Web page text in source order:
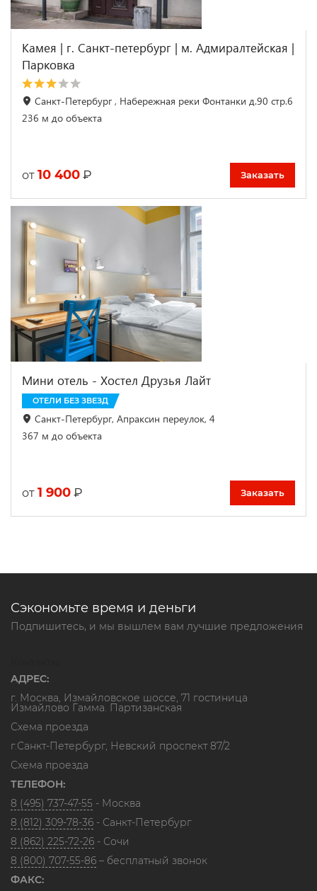
Камея | г. Санкт-петербург | м. Адмиралтейская |
Парковка
Санкт-Петербург , Набережная реки Фонтанки д.90 стр.6
236 м до объекта
от 10 400 ₽ Заказать
Мини отель - Хостел Друзья Лайт
ОТЕЛИ БЕЗ ЗВЕЗД
Санкт-Петербург, Апраксин переулок, 4
367 м до объекта
от 1 900 ₽ Заказать
Сэкономьте время и деньги
Подпишитесь, и мы вышлем вам лучшие предложения
АДРЕС:
г. Москва, Измайловское шоссе, 71 гостиница
Измайлово Гамма. Партизанская
Схема проезда
г.Санкт-Петербург, Невский проспект 87/2
Схема проезда
ТЕЛЕФОН:
8 (495) 737-47-55 - Москва
8 (812) 309-78-36 - Санкт-Петербург
8 (862) 225-72-26 - Сочи
8 (800) 707-55-86 – бесплатный звонок
ФАКС: